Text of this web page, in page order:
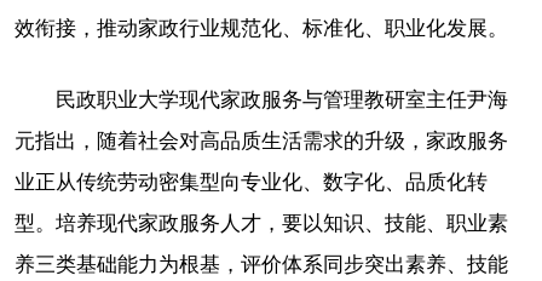
效衔接，推动家政行业规范化、标准化、职业化发展。
民政职业大学现代家政服务与管理教研室主任尹海
元指出，随着社会对高品质生活需求的升级，家政服务
业正从传统劳动密集型向专业化、数字化、品质化转
型。培养现代家政服务人才，要以知识、技能、职业素
养三类基础能力为根基，评价体系同步突出素养、技能